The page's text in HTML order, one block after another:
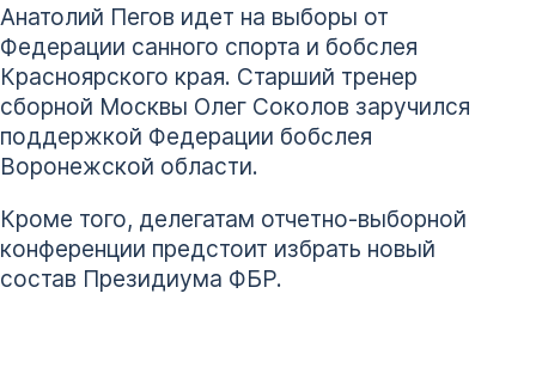
Анатолий Пегов идет на выборы от
Федерации санного спорта и бобслея
Красноярского края. Старший тренер
сборной Москвы Олег Соколов заручился
поддержкой Федерации бобслея
Воронежской области.
Кроме того, делегатам отчетно-выборной
конференции предстоит избрать новый
состав Президиума ФБР.